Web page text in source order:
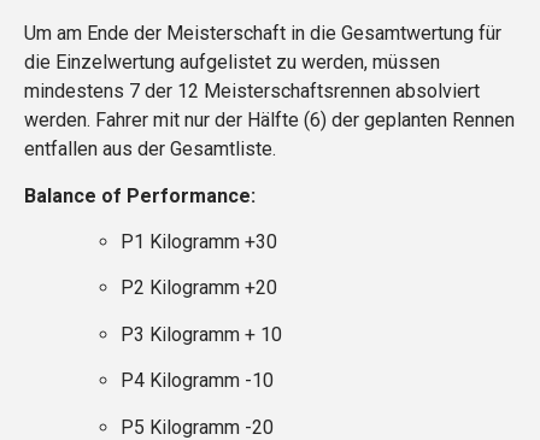
Um am Ende der Meisterschaft in die Gesamtwertung für
die Einzelwertung aufgelistet zu werden, müssen
mindestens 7 der 12 Meisterschaftsrennen absolviert
werden. Fahrer mit nur der Hälfte (6) der geplanten Rennen
entfallen aus der Gesamtliste.
Balance of Performance:
P1 Kilogramm +30
P2 Kilogramm +20
P3 Kilogramm + 10
P4 Kilogramm -10
P5 Kilogramm -20